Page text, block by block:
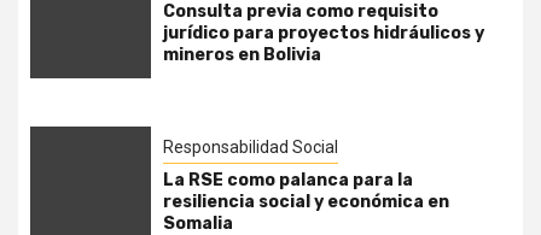
Consulta previa como requisito
jurídico para proyectos hidráulicos y
mineros en Bolivia
Responsabilidad Social
La RSE como palanca para la
resiliencia social y económica en
Somalia